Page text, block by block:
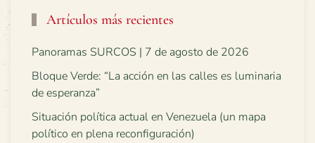
Artículos más recientes
Panoramas SURCOS | 7 de agosto de 2026
Bloque Verde: “La acción en las calles es luminaria
de esperanza”
Situación política actual en Venezuela (un mapa
político en plena reconfiguración)